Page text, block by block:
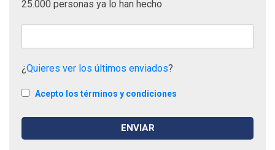
25.000 personas ya lo han hecho
¿Quieres ver los últimos enviados?
Acepto los términos y condiciones